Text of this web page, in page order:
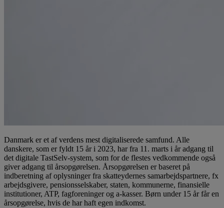
Danmark er et af verdens mest digitaliserede samfund. Alle
danskere, som er fyldt 15 år i 2023, har fra 11. marts i år adgang til
det digitale TastSelv-system, som for de flestes vedkommende også
giver adgang til årsopgørelsen. Årsopgørelsen er baseret på
indberetning af oplysninger fra skatteydernes samarbejdspartnere, fx
arbejdsgivere, pensionsselskaber, staten, kommunerne, finansielle
institutioner, ATP, fagforeninger og a-kasser. Børn under 15 år får en
årsopgørelse, hvis de har haft egen indkomst.